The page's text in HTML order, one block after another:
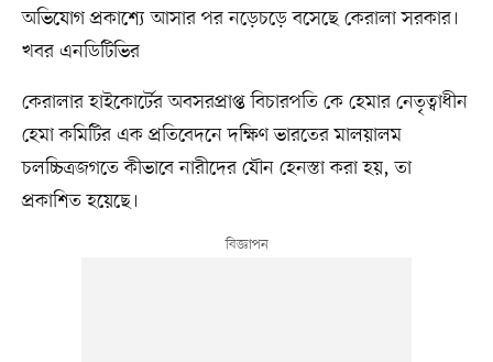
অভিযোগ প্রকাশ্যে আসার পর নড়েচড়ে বসেছে কেরালা সরকার।
খবর এনডিটিভির
কেরালার হাইকোর্টের অবসরপ্রাপ্ত বিচারপতি কে হেমার নেতৃত্বাধীন
হেমা কমিটির এক প্রতিবেদনে দক্ষিণ ভারতের মালয়ালম
চলচ্চিত্রজগতে কীভাবে নারীদের যৌন হেনস্তা করা হয়, তা
প্রকাশিত হয়েছে।